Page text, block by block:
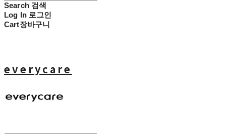
Search 검색
Log In 로그인
Cart장바구니
everycare